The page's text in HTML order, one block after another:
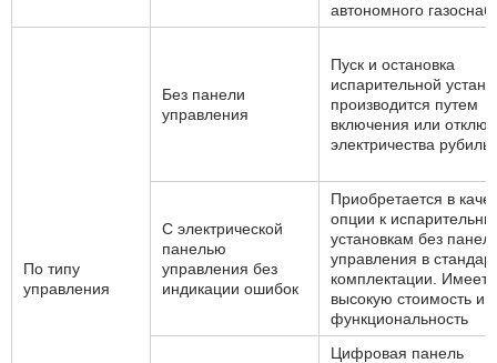
автономного
По типу
управления
Без панели
управления
Пуск и остановка
испарительной
производится путем
включения или
электричества
С электрической
панелью
управления без
индикации ошибок
Приобретается в
опции к
установкам без
управления в
комплектации. Имеет
высокую стоимость и
функциональность
Цифровая панель